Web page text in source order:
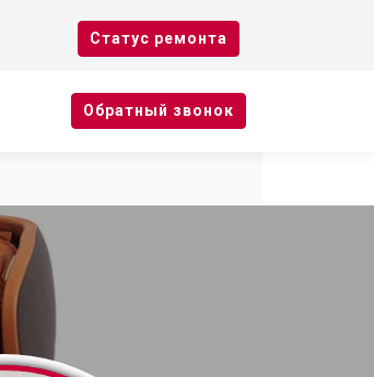
Cтатус ремонта
Oбратный звонок